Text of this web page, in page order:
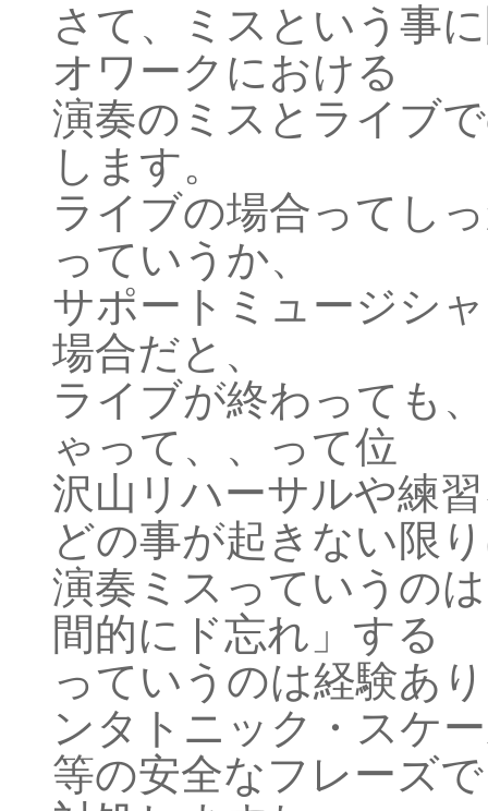
さて、ミスという事
オワークにおける
演奏のミスとライブ
します。
ライブの場合ってし
っていうか、
サポートミュージシ
場合だと、
ライブが終わっても
ゃって、、って位
沢山リハーサルや練
どの事が起きない限
演奏ミスっていうの
間的にド忘れ」する
っていうのは経験あ
ンタトニック・スケ
等の安全なフレーズ